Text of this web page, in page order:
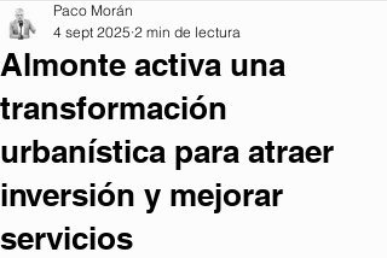
Almonte activa una
transformación
urbanística para atraer
inversión y mejorar
servicios
Paco Morán
4 sept 2025 2 min de lectura